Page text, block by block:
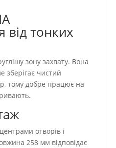
від тонких
зону захвату. Вона
зберігає чистий
тому добре працює на
отворів і
258 мм відповідає